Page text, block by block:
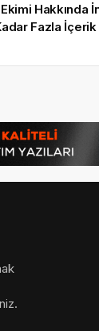
Hakkında
Fazla İçerik